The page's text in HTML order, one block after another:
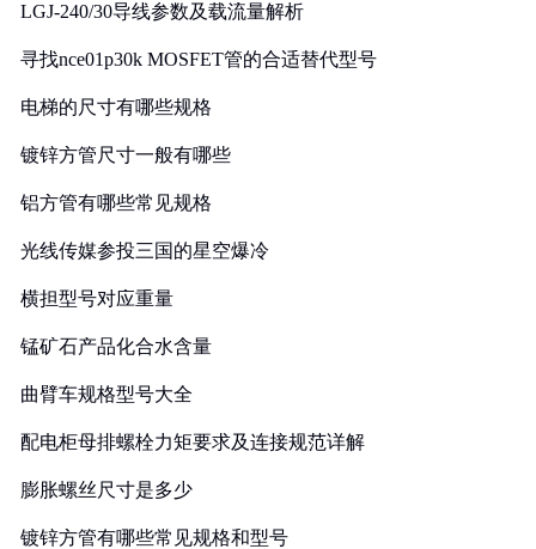
LGJ-240/30导线参数及载流量解析
寻找nce01p30k MOSFET管的合适替代型号
电梯的尺寸有哪些规格
镀锌方管尺寸一般有哪些
铝方管有哪些常见规格
光线传媒参投三国的星空爆冷
横担型号对应重量
锰矿石产品化合水含量
曲臂车规格型号大全
配电柜母排螺栓力矩要求及连接规范详解
膨胀螺丝尺寸是多少
镀锌方管有哪些常见规格和型号